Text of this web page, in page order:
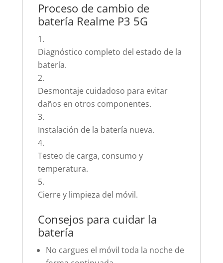
Proceso de cambio de
batería Realme P3 5G
Diagnóstico completo del estado de la
batería.
Desmontaje cuidadoso para evitar
daños en otros componentes.
Instalación de la batería nueva.
Testeo de carga, consumo y
temperatura.
Cierre y limpieza del móvil.
Consejos para cuidar la
batería
No cargues el móvil toda la noche de